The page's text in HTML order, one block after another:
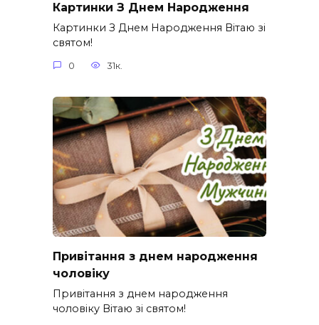
Картинки З Днем Народження
Картинки З Днем Народження Вітаю зі
святом!
0 31к.
Привітання з днем народження
чоловіку
Привітання з днем народження
чоловіку Вітаю зі святом!